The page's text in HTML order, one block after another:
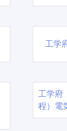
工学
工学
程）電